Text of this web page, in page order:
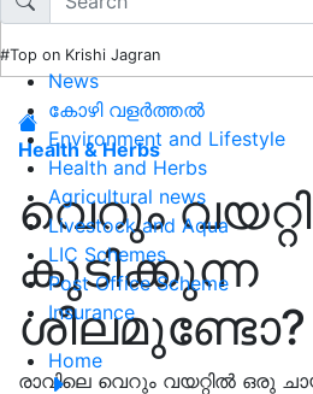
#Top on Krishi Jagran
News
കോഴി വളർത്തൽ
Environment and Lifestyle
Health and Herbs
Agricultural news
Livestock and Aqua
LIC Schemes
Post Office Scheme
Insurance
Home
Health & Herbs
വെറും
കുടിക്കുന്ന
ശീലമുണ്ടോ?
രാവിലെ വെറും വയറ്റിൽ ഒരു